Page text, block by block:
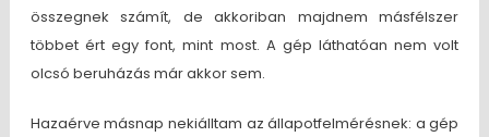
összegnek számít, de akkoriban majdnem másfélszer
többet ért egy font, mint most. A gép láthatóan nem volt
olcsó beruházás már akkor sem.
Hazaérve másnap nekiálltam az állapotfelmérésnek: a gép